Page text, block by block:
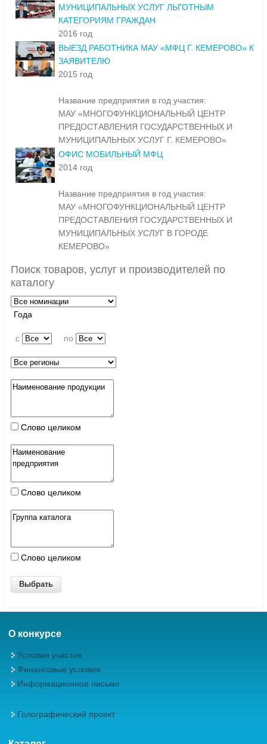
МУНИЦИПАЛЬНЫХ УСЛУГ ЛЬГОТНЫМ
КАТЕГОРИЯМ ГРАЖДАН
2016 год
ВЫЕЗД РАБОТНИКА МАУ «МФЦ Г. КЕМЕРОВО» К
ЗАЯВИТЕЛЮ
2015 год
Название предприятия в год участия:
МАУ «МНОГОФУНКЦИОНАЛЬНЫЙ ЦЕНТР
ПРЕДОСТАВЛЕНИЯ ГОСУДАРСТВЕННЫХ И
МУНИЦИПАЛЬНЫХ УСЛУГ Г. КЕМЕРОВО»
ОФИС МОБИЛЬНЫЙ МФЦ
2014 год
Название предприятия в год участия:
МАУ «МНОГОФУНКЦИОНАЛЬНЫЙ ЦЕНТР
ПРЕДОСТАВЛЕНИЯ ГОСУДАРСТВЕННЫХ И
МУНИЦИПАЛЬНЫХ УСЛУГ В ГОРОДЕ
КЕМЕРОВО»
Поиск товаров, услуг и производителей по
каталогу
Года
c по
Слово целиком
Слово целиком
Слово целиком
О конкурсе
Условия участия
Финансовые условия
Информационное письмо
Голографический проект